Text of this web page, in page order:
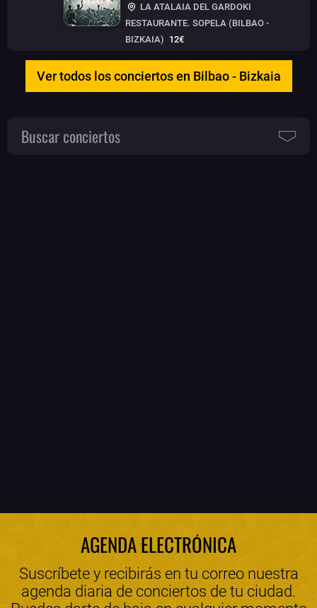
LA ATALAIA DEL GARDOKI
RESTAURANTE. SOPELA (BILBAO -
BIZKAIA) 12€
Ver todos los conciertos en Bilbao - Bizkaia
Buscar conciertos
AGENDA ELECTRÓNICA
Suscríbete y recibirás en tu correo nuestra
agenda diaria de conciertos de tu ciudad.